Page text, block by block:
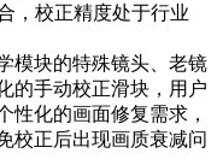
，校正精度处于行业
模块的特殊镜头、老镜
的手动校正滑块，用户
性化的画面修复需求，
校正后出现画质衰减问